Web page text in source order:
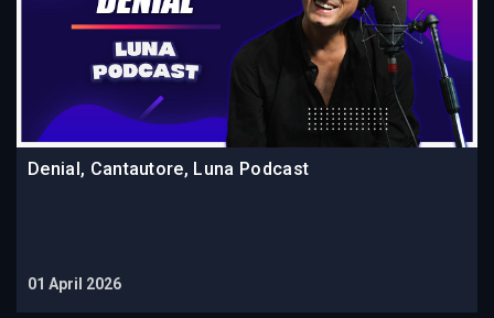
Denial, Cantautore, Luna Podcast
01 April 2026